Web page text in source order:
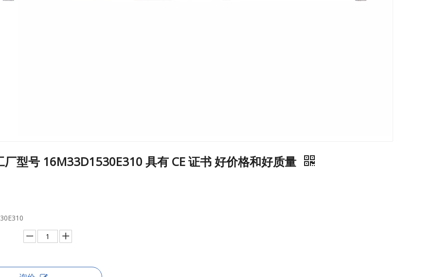
厂型号 16M33D1530E310 具有 CE 证书 好价格和好质量